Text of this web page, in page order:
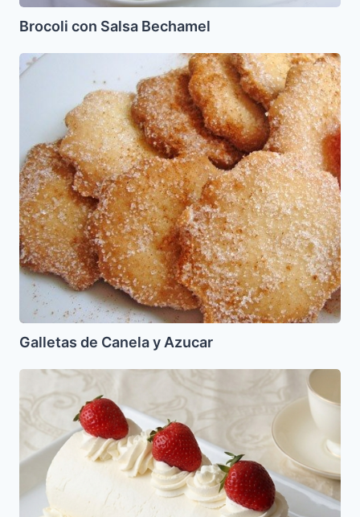
Brocoli con Salsa Bechamel
Galletas
de
Azucar
Galletas de Canela y Azucar
Brazo
Reina
azucar
para
Pesaj